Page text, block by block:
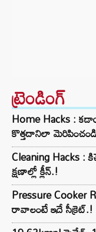
ట్రెండింగ్‌
Home Hacks :
కొత్తదానిలా
Cleaning Hacks :
క్షణాల్లో క్లీన్.!
Pressure Cooker
రావాలంటే ఇదే సీక్రెట్.!